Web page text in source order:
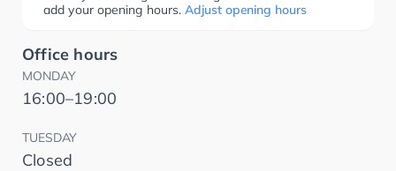
add your opening hours. Adjust opening hours
Office hours
MONDAY
16:00–19:00
TUESDAY
Closed